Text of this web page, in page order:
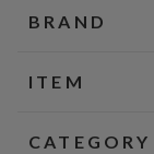
BRAND
ITEM
CATEGORY